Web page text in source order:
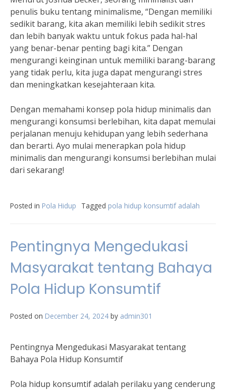
penulis buku tentang minimalisme, “Dengan memiliki
sedikit barang, kita akan memiliki lebih sedikit stres
dan lebih banyak waktu untuk fokus pada hal-hal
yang benar-benar penting bagi kita.” Dengan
mengurangi keinginan untuk memiliki barang-barang
yang tidak perlu, kita juga dapat mengurangi stres
dan meningkatkan kesejahteraan kita.
Dengan memahami konsep pola hidup minimalis dan
mengurangi konsumsi berlebihan, kita dapat memulai
perjalanan menuju kehidupan yang lebih sederhana
dan berarti. Ayo mulai menerapkan pola hidup
minimalis dan mengurangi konsumsi berlebihan mulai
dari sekarang!
Posted in Pola Hidup Tagged pola hidup konsumtif adalah
Pentingnya Mengedukasi
Masyarakat tentang Bahaya
Pola Hidup Konsumtif
Posted on December 24, 2024 by admin301
Pentingnya Mengedukasi Masyarakat tentang
Bahaya Pola Hidup Konsumtif
Pola hidup konsumtif adalah perilaku yang cenderung